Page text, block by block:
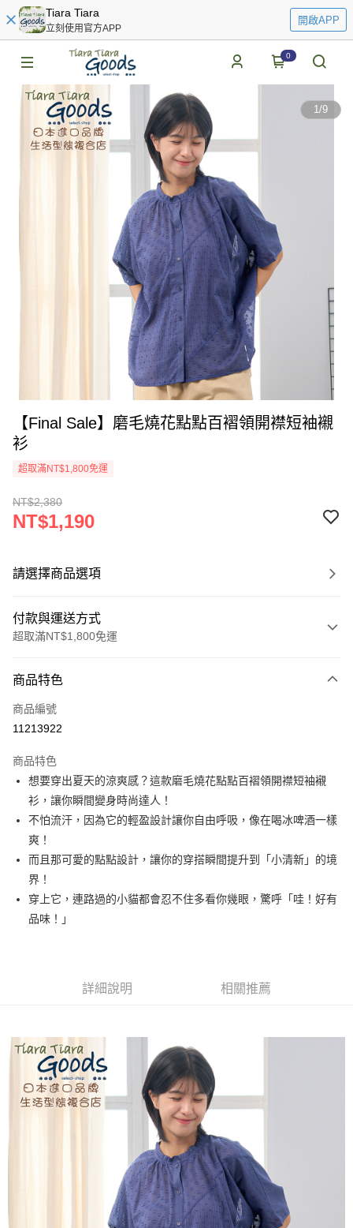
Tiara Tiara
立刻使用官方APP
開啟APP
0
1/9
【Final Sale】磨毛燒花點點百褶領開襟短袖襯
衫
超取滿NT$1,800免運
NT$2,380
NT$1,190
請選擇商品選項
付款與運送方式
超取滿NT$1,800免運
信用卡一次付款
超商取貨付款
Apple Pay
悠遊付
Google Pay
全盈+PAY
AFTEE先享後付
相關說明
２．便利：只要手機號碼，簡訊認證，即可結帳。
１．於結帳方式選擇「AFTEE先享後付」後，將跳轉至「AFTEE先享後付」
結帳頁面，進行簡訊認證並確認金額後，即可完成結帳。
２．訂單成立數日內，您將收到繳費通知簡訊。
３．收到繳費通知簡訊後14天內，點擊此簡訊中的連結，可透過四大超商／
ATM／網路銀行／等多元方式進行付款，方視為交易完成。
※ 請注意：結帳手續完成當下不需立刻繳費，但若您需要取消訂單，請聯絡
購買商品的店家。未經商家同意取消之訂單仍視為有效，需透過AFTEE先享
※ 交易是否成功請以「AFTEE先享後付 」之結帳頁面顯示為準，若有關於
是否繳費成功／繳費後需取消欲退款等相關疑問，請聯繫「AFTEE先享後付
https://netprotections.freshdesk.com/support/home
付款後全家取貨
每筆NT$60，滿NT$1,800(含以上)免運費
7-11取貨付款
每筆NT$60，滿NT$2,000(含以上)免運費
每筆NT$60，滿NT$2,000(含以上)免運費
黑貓宅急便(包裹尺寸60cm以下)
商品特色
商品編號
11213922
商品特色
想要穿出夏天的涼爽感？這款磨毛燒花點點百褶領開襟短袖襯
衫，讓你瞬間變身時尚達人！
不怕流汗，因為它的輕盈設計讓你自由呼吸，像在喝冰啤酒一樣
爽！
而且那可愛的點點設計，讓你的穿搭瞬間提升到「小清新」的境
界！
穿上它，連路過的小貓都會忍不住多看你幾眼，驚呼「哇！好有
品味！」
詳細說明 相關推薦